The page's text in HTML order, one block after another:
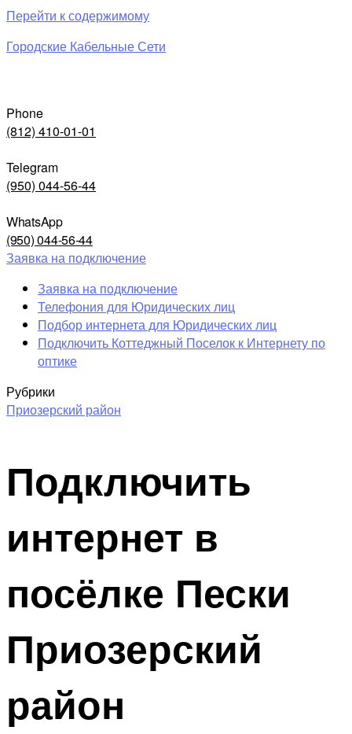
Перейти к содержимому
Городские Кабельные Сети
Phone
(812) 410-01-01
Telegram
(950) 044-56-44
WhatsApp
(950) 044-56-44
Заявка на подключение
Заявка на подключение
Телефония для Юридических лиц
Подбор интернета для Юридических лиц
Подключить Коттеджный Поселок к Интернету по
оптике
Рубрики
Приозерский район
Подключить
интернет в
посёлке Пески
Приозерский
район